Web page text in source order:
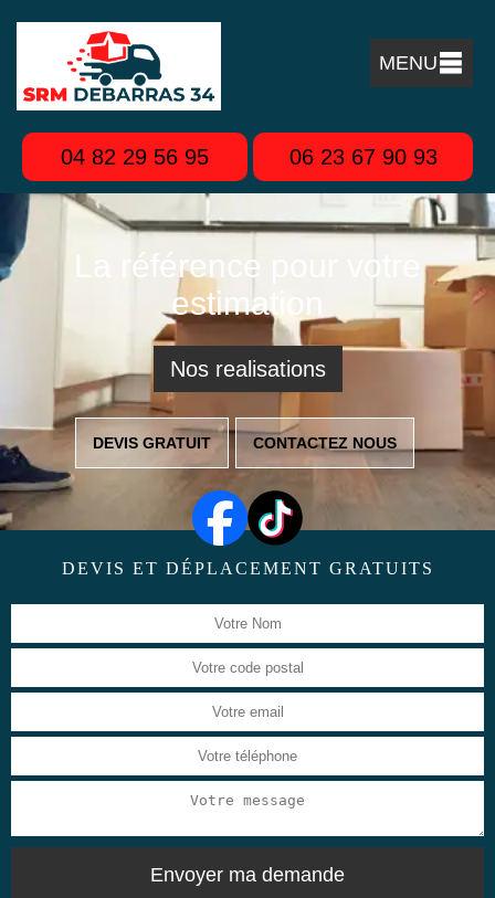
MENU
04 82 29 56 95 06 23 67 90 93
La référence pour votre
estimation
Nos realisations
DEVIS GRATUIT CONTACTEZ NOUS
DEVIS ET DÉPLACEMENT GRATUITS